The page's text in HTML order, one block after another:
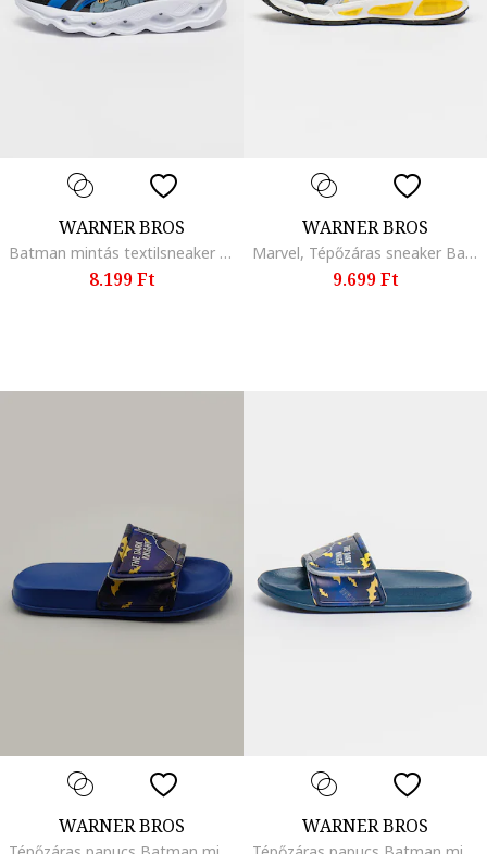
WARNER BROS
Batman mintás textilsneaker LED-fényekkel, Fekete/Sárga/Kék
8.199 Ft
WARNER BROS
Marvel, Tépőzáras sneaker Batman mintával, Fekete/Fehér
9.699 Ft
WARNER BROS WARNER BROS